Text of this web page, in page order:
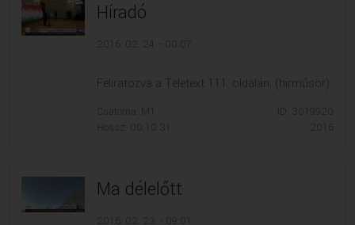
Híradó
2016. 02. 24. - 00:07
Feliratozva a Teletext 111. oldalán. (hírműsor)
Csatorna: M1
Hossz: 00:10:31
Ma délelőtt